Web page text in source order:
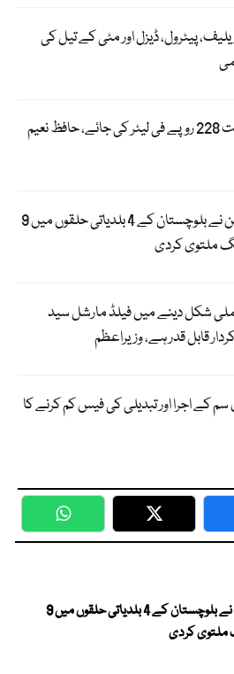
پیٹرول، ڈیزل اور مٹی کے تیل کی
پیٹرول کی قیمت 228 روپے فی لیٹر کی جائے، حافظ نعیم
الیکشن کمیشن نے بلوچستان کے 4 بلدیاتی حلقوں میں 9
ملتوی کردی
شکل دینے میں فیلڈ مارشل سید
قابل قدر ہے، وزیراعظم
کے اجرا اور تبدیلی کی فیس کم کرنے کا
WhatsApp Twitter
الیکشن کمیشن نے بلوچستان کے 4 بلدیاتی حلقوں میں 9
کردی